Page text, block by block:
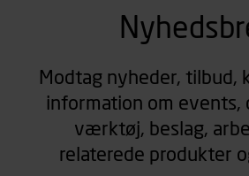
Modtag nyheder, tilbud,
information om events,
værktøj, beslag,
relaterede produkter